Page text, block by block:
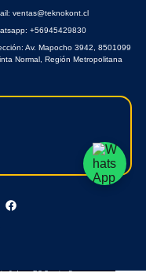
ventas@teknokont.cl
+56945429830
Av. Mapocho 3942, 8501099
Normal, Región Metropolitana
por RC Creative Systems